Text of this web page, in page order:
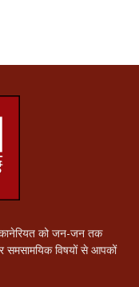
को जन-जन तक
समसामयिक विषयों से आपकों